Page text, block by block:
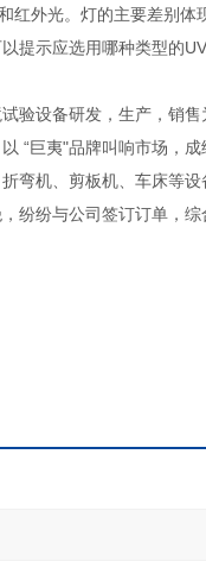
外光。灯的主要差别体
提示应选用哪种类型的UV
验设备研发，生产，销
“巨夷"品牌叫响市场，
机、剪板机、车床等设
纷纷与公司签订订单，综